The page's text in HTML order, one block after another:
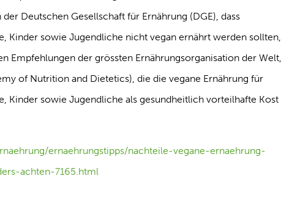
Deutschen Gesellschaft für Ernährung (DGE), dass
Kinder sowie Jugendliche nicht vegan ernährt werden sollten,
Empfehlungen der grössten Ernährungsorganisation der Welt,
of Nutrition and Dietetics), die die vegane Ernährung für
Kinder sowie Jugendliche als gesundheitlich vorteilhafte Kost
ernaehrungstipps/nachteile-vegane-ernaehrung-
achten-7165.html